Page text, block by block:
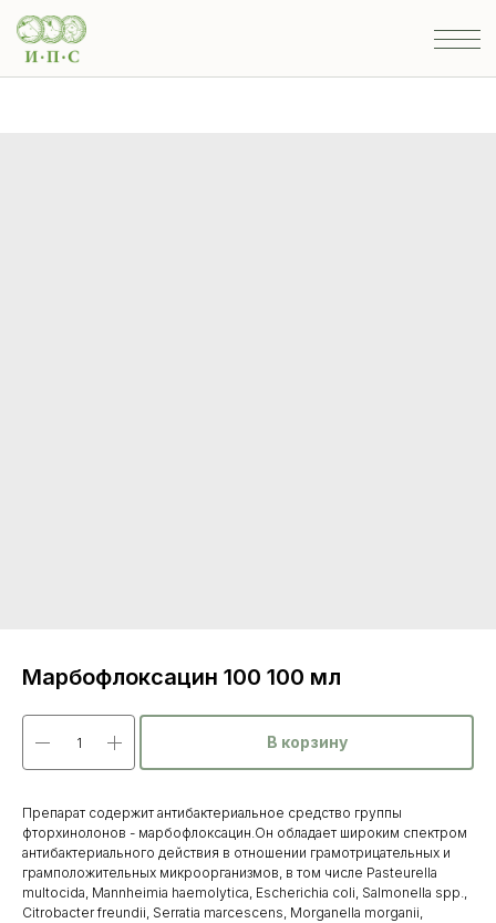
Марбофлоксацин 100 100 мл
В корзину
Препарат содержит антибактериальное средство группы
фторхинолонов - марбофлоксацин.Он обладает широким спектром
антибактериального действия в отношении грамотрицательных и
грамположительных микроорганизмов, в том числе Pasteurella
multocida, Mannheimia haemolytica, Escherichia coli, Salmonella spp.,
Citrobacter freundii, Serratia marcescens, Morganella morganii,